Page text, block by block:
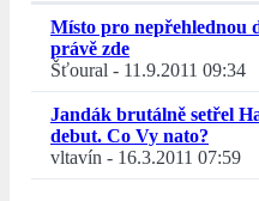
Místo pro nepřehlednou
právě zde
Šťoural - 11.9.2011 09:34
Jandák brutálně setřel
debut. Co Vy nato?
vltavín - 16.3.2011 07:59